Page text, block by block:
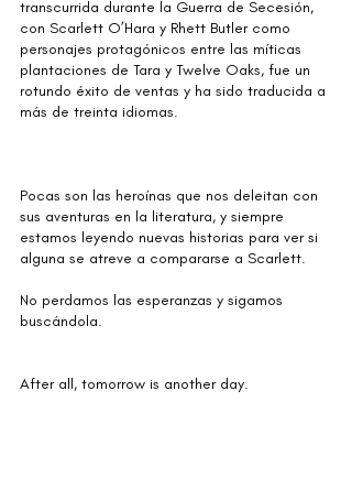
transcurrida durante la Guerra de Secesión,
con Scarlett O’Hara y Rhett Butler como
personajes protagónicos entre las míticas
plantaciones de Tara y Twelve Oaks, fue un
rotundo éxito de ventas y ha sido traducida a
más de treinta idiomas.
Pocas son las heroínas que nos deleitan con
sus aventuras en la literatura, y siempre
estamos leyendo nuevas historias para ver si
alguna se atreve a compararse a Scarlett. ⁣
No perdamos las esperanzas y sigamos
buscándola.⁣
After all, tomorrow is another day. ⁣